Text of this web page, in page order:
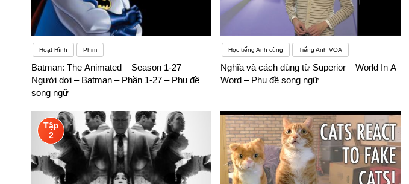
Hoạt Hình Phim
Batman: The Animated – Season 1-27 –
Người dơi – Batman – Phần 1-27 – Phụ đề
song ngữ
Học tiếng Anh cùng Tiếng Anh VOA
Nghĩa và cách dùng từ Superior – World In A
Word – Phụ đề song ngữ
Tập
2